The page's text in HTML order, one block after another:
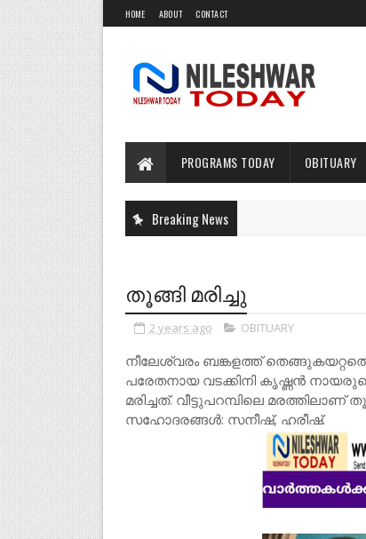
HOME ABOUT CONTACT
PROGRAMS TODAY OBITUARY
Breaking News
തൂങ്ങി മരിച്ചു
2 years ago OBITUARY
നീലേശ്വരം ബങ്കളത്ത്
പരേതനായ വടക്കിനി കൃഷ്ണൻ
മരിച്ചത്. വീട്ടുപറമ്പിലെ
സഹോദരങ്ങൾ: സനീഷ്, ഹരീഷ്.